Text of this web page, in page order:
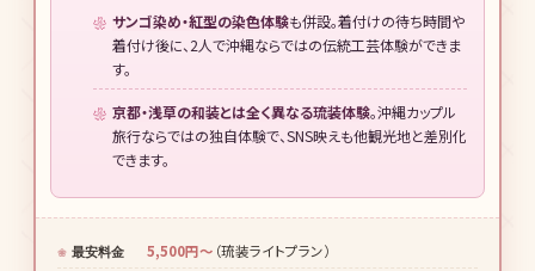
サンゴ染め・紅型の染色体験も併設。着付けの待ち時間や
着付け後に、2人で沖縄ならではの伝統工芸体験ができま
す。
京都・浅草の和装とは全く異なる琉装体験。沖縄カップル
旅行ならではの独自体験で、SNS映えも他観光地と差別化
できます。
最安料金 5,500円〜 （琉装ライトプラン）